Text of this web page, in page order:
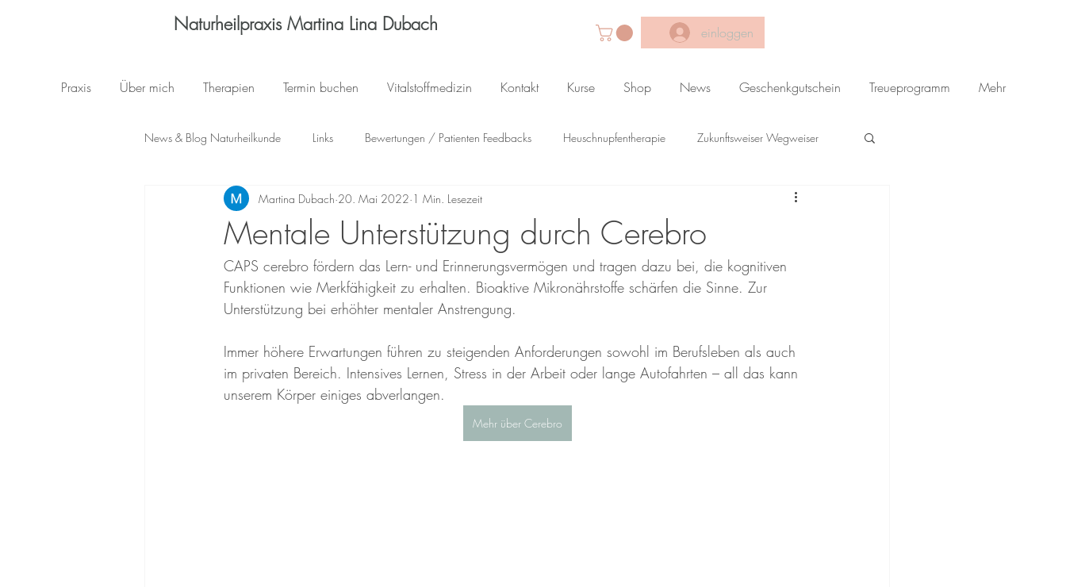
Naturheilpraxis Martina Lina Dubach einloggen
Praxis Über mich Therapien Termin buchen Vitalstoffmedizin Kontakt Kurse Shop News Geschenkgutschein Treueprogramm Mehr
News & Blog Naturheilkunde Links Bewertungen / Patienten Feedbacks Heuschnupfentherapie Zukunftsweiser Wegweiser
Ätherische Öle Beschwerden-Therapie Lexikon
Mentale Unterstützung durch Cerebro
Martina Dubach 20. Mai 2022 1 Min. Lesezeit
CAPS cerebro fördern das Lern- und Erinnerungsvermögen und tragen dazu bei, die kognitiven
Funktionen wie Merkfähigkeit zu erhalten. Bioaktive Mikronährstoffe schärfen die Sinne. Zur
Unterstützung bei erhöhter mentaler Anstrengung.
Immer höhere Erwartungen führen zu steigenden Anforderungen sowohl im Berufsleben als auch
im privaten Bereich. Intensives Lernen, Stress in der Arbeit oder lange Autofahrten – all das kann
unserem Körper einiges abverlangen.
Mehr über Cerebro